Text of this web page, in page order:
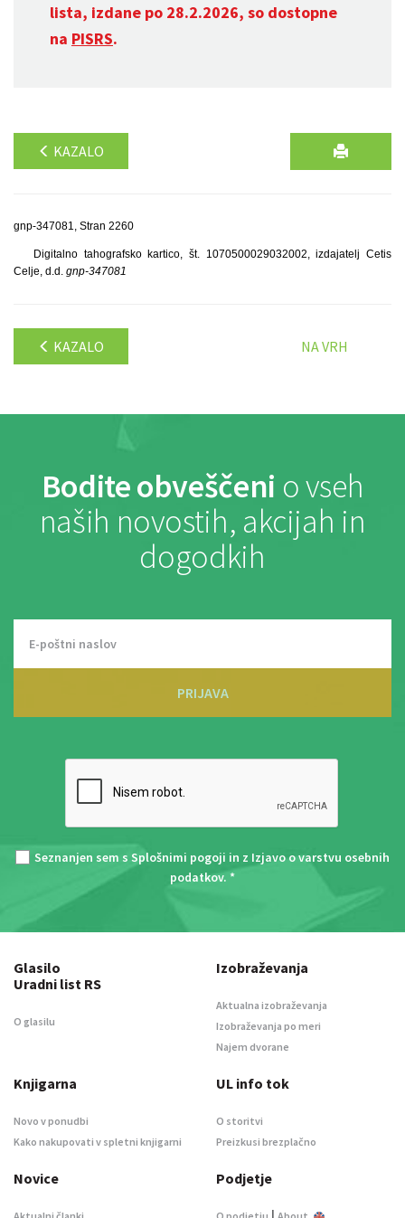
lista, izdane po 28.2.2026, so dostopne
na PISRS.
KAZALO
gnp-347081, Stran 2260
Digitalno tahografsko kartico, št. 1070500029032002, izdajatelj Cetis
Celje, d.d. gnp-347081
KAZALO NA VRH
Bodite obveščeni o vseh
naših novostih, akcijah in
dogodkih
PRIJAVA
Seznanjen sem s Splošnimi pogoji in z Izjavo o varstvu osebnih
podatkov. *
Glasilo
Uradni list RS
O glasilu
Izobraževanja
Aktualna izobraževanja
Izobraževanja po meri
Najem dvorane
Knjigarna
Novo v ponudbi
Kako nakupovati v spletni knjigarni
UL info tok
O storitvi
Preizkusi brezplačno
Novice Podjetje